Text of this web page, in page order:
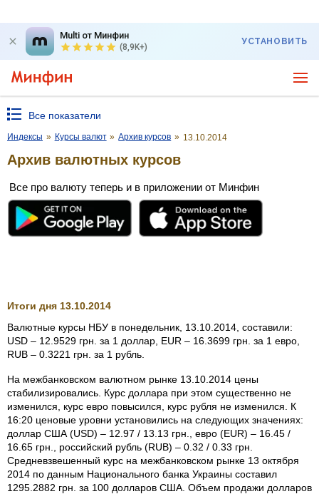
Multi от Минфин
(8,9K+)
УСТАНОВИТЬ
Все показатели
Индексы » Курсы валют » Архив курсов » 13.10.2014
Архив валютных курсов
Все про валюту теперь и в приложении от Минфин
Итоги дня 13.10.2014
Валютные курсы НБУ в понедельник, 13.10.2014, составили:
USD – 12.9529 грн. за 1 доллар, EUR – 16.3699 грн. за 1 евро,
RUB – 0.3221 грн. за 1 рубль.
На межбанковском валютном рынке 13.10.2014 цены
стабилизировались. Курс доллара при этом существенно не
изменился, курс евро повысился, курс рубля не изменился. К
16:20 ценовые уровни установились на следующих значениях:
доллар США (USD) – 12.97 / 13.13 грн., евро (EUR) – 16.45 /
16.65 грн., российский рубль (RUB) – 0.32 / 0.33 грн.
Средневзвешенный курс на межбанковском рынке 13 октября
2014 по данным Национального банка Украины составил
1295.2882 грн. за 100 долларов США. Объем продажи долларов